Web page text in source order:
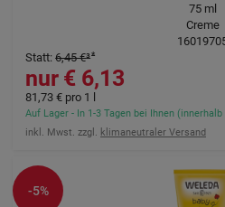
75ml
Creme
6,13 €
Statt: 6,45 €³
Auf Lager - In 1-3 Tagen bei Ihnen
inkl. Mwst. zzgl. klimaneutraler Versand
81,73 € pro 1 l
-5%